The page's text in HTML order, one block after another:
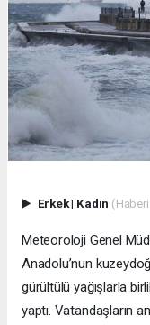
Erkek| Kadın
Meteoroloji Genel
Anadolu’nun
gürültülü yağışlarla
yaptı. Vatandaşların